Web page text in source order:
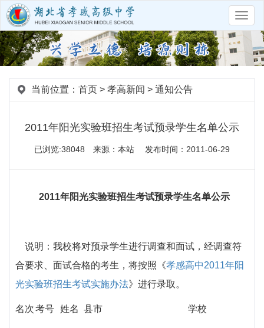
主
单
当前位置： 首页 > 孝高新闻 > 通知公告
2011年阳光实验班招生考试预录学生名单公示
已浏览:38048 来源：本站 发布时间：2011-06-29
2011年阳光实验班招生考试预录学生名单公示
说明：我校将对预录学生进行调查和面试，经调查符
合要求、面试合格的考生，将按照《孝感高中2011年阳
光实验班招生考试实施办法》进行录取。
名次考号 姓名 县市 学校